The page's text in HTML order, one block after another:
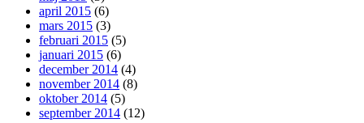
april 2015 (6)
mars 2015 (3)
februari 2015 (5)
januari 2015 (6)
december 2014 (4)
november 2014 (8)
oktober 2014 (5)
september 2014 (12)